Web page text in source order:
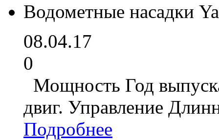
Водометные насадки
08.04.17
0
Мощность Год
двиг. Управление
Подробнее